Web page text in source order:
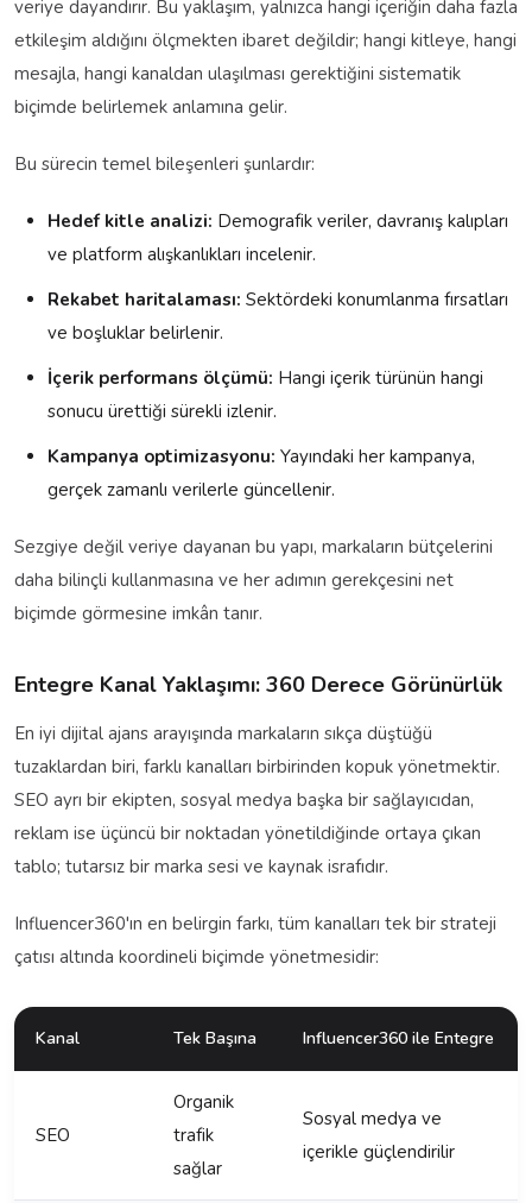
veriye dayandırır. Bu yaklaşım, yalnızca hangi içeriğin daha fazla
etkileşim aldığını ölçmekten ibaret değildir; hangi kitleye, hangi
mesajla, hangi kanaldan ulaşılması gerektiğini sistematik
biçimde belirlemek anlamına gelir.
Bu sürecin temel bileşenleri şunlardır:
Hedef kitle analizi: Demografik veriler, davranış kalıpları
ve platform alışkanlıkları incelenir.
Rekabet haritalaması: Sektördeki konumlanma fırsatları
ve boşluklar belirlenir.
İçerik performans ölçümü: Hangi içerik türünün hangi
sonucu ürettiği sürekli izlenir.
Kampanya optimizasyonu: Yayındaki her kampanya,
gerçek zamanlı verilerle güncellenir.
Sezgiye değil veriye dayanan bu yapı, markaların bütçelerini
daha bilinçli kullanmasına ve her adımın gerekçesini net
biçimde görmesine imkân tanır.
Entegre Kanal Yaklaşımı: 360 Derece Görünürlük
En iyi dijital ajans arayışında markaların sıkça düştüğü
tuzaklardan biri, farklı kanalları birbirinden kopuk yönetmektir.
SEO ayrı bir ekipten, sosyal medya başka bir sağlayıcıdan,
reklam ise üçüncü bir noktadan yönetildiğinde ortaya çıkan
tablo; tutarsız bir marka sesi ve kaynak israfıdır.
Influencer360'ın en belirgin farkı, tüm kanalları tek bir strateji
çatısı altında koordineli biçimde yönetmesidir:
Kanal Tek Başına Influencer360 ile Entegre
SEO
Organik
trafik
sağlar
Sosyal medya ve
içerikle güçlendirilir